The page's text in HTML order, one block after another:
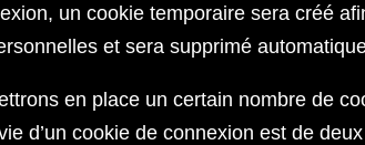
un cookie temporaire sera créé
et sera supprimé
en place un certain nombre de
d’un cookie de connexion est de